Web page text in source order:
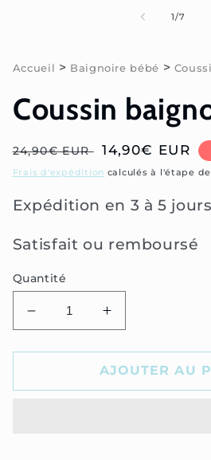
1/de
7
Accueil > Baignoire bébé >
Coussin
Prix
habituel
24,90€ EUR
Prix
soldé
14,90€ EUR
Frais d'expédition calculés à l'étape
Expédition en 3 à 5
Satisfait ou remboursé
Quantité
Réduire
la
quantité
Coussin
Augmenter
la
quantité
de
Coussin
AJOUTER AU